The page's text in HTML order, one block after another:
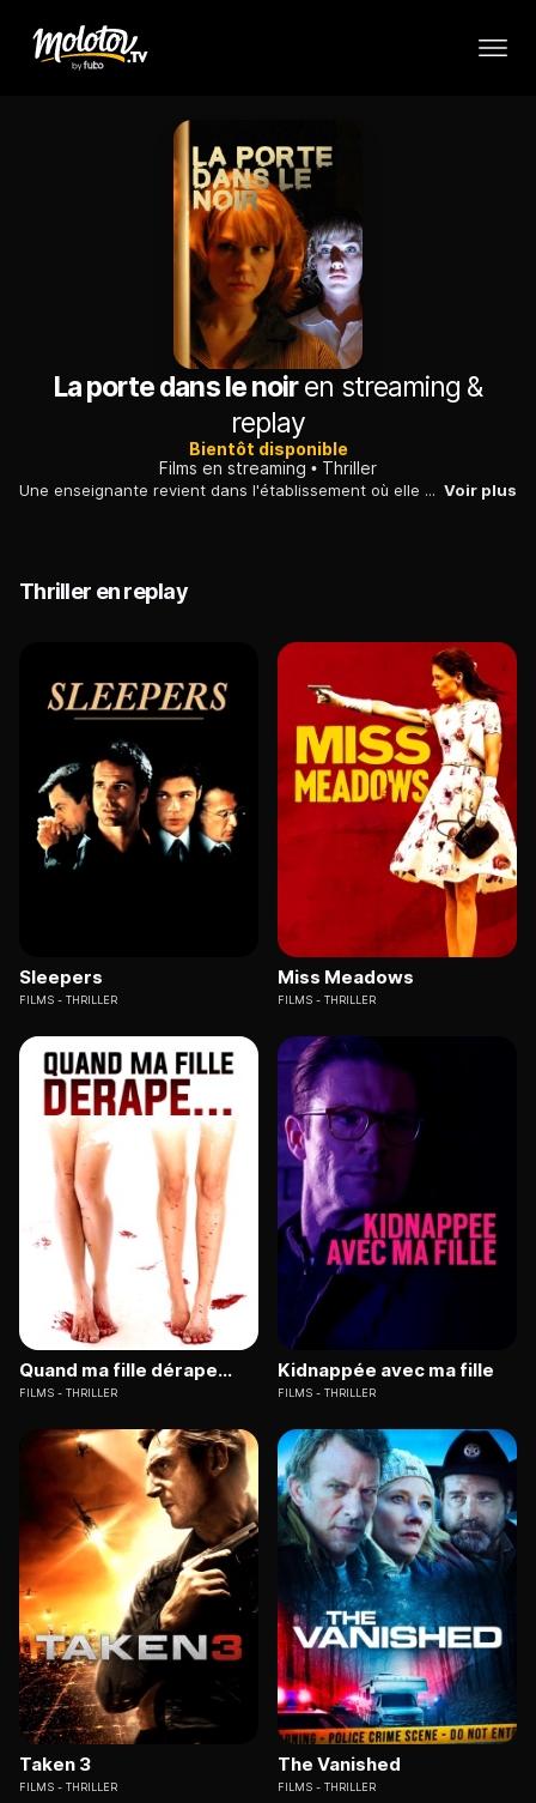
La porte dans le noiren streaming &
replay
Bientôt disponible
Films en streaming
Thriller
Une enseignante revient dans l'établissement où elle a elle-même étudié. Une des élèves est le sosie de sa meilleure amie, mystérieusement disparue à l'époque. Voir plus
Thriller en replay
Sleepers
FILMS THRILLER
Miss Meadows
FILMS THRILLER
Quand ma fille dérape...
FILMS THRILLER
Kidnappée avec ma fille
FILMS THRILLER
Taken 3
FILMS THRILLER
The Vanished
FILMS THRILLER